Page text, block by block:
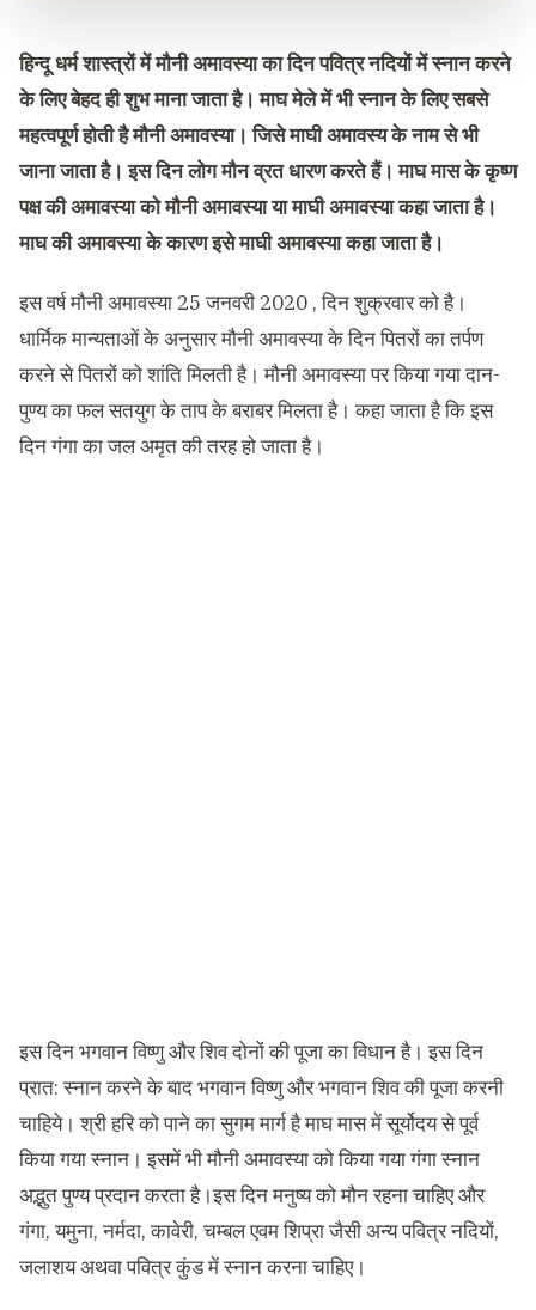
हिन्दू धर्म शास्त्रों में मौनी अमावस्या का दिन पवित्र नदियों में स्नान करने
के लिए बेहद ही शुभ माना जाता है। माघ मेले में भी स्नान के लिए सबसे
महत्वपूर्ण होती है मौनी अमावस्या। जिसे माघी अमावस्य के नाम से भी
जाना जाता है। इस दिन लोग मौन व्रत धारण करते हैं। माघ मास के कृष्ण
पक्ष की अमावस्या को मौनी अमावस्या या माघी अमावस्या कहा जाता है।
माघ की अमावस्या के कारण इसे माघी अमावस्या कहा जाता है।
इस वर्ष मौनी अमावस्या 25 जनवरी 2020 , दिन शुक्रवार को है।
धार्मिक मान्यताओं के अनुसार मौनी अमावस्या के दिन पितरों का तर्पण
करने से पितरों को शांति मिलती है। मौनी अमावस्या पर किया गया दान-
पुण्य का फल सतयुग के ताप के बराबर मिलता है। कहा जाता है कि इस
दिन गंगा का जल अमृत की तरह हो जाता है।
इस दिन भगवान विष्णु और शिव दोनों की पूजा का विधान है। इस दिन
प्रात: स्नान करने के बाद भगवान विष्णु और भगवान शिव की पूजा करनी
चाहिये। श्री हरि को पाने का सुगम मार्ग है माघ मास में सूर्योदय से पूर्व
किया गया स्नान। इसमें भी मौनी अमावस्या को किया गया गंगा स्नान
अद्भुत पुण्य प्रदान करता है।इस दिन मनुष्य को मौन रहना चाहिए और
गंगा, यमुना, नर्मदा, कावेरी, चम्बल एवम शिप्रा जैसी अन्य पवित्र नदियों,
जलाशय अथवा पवित्र कुंड में स्नान करना चाहिए।